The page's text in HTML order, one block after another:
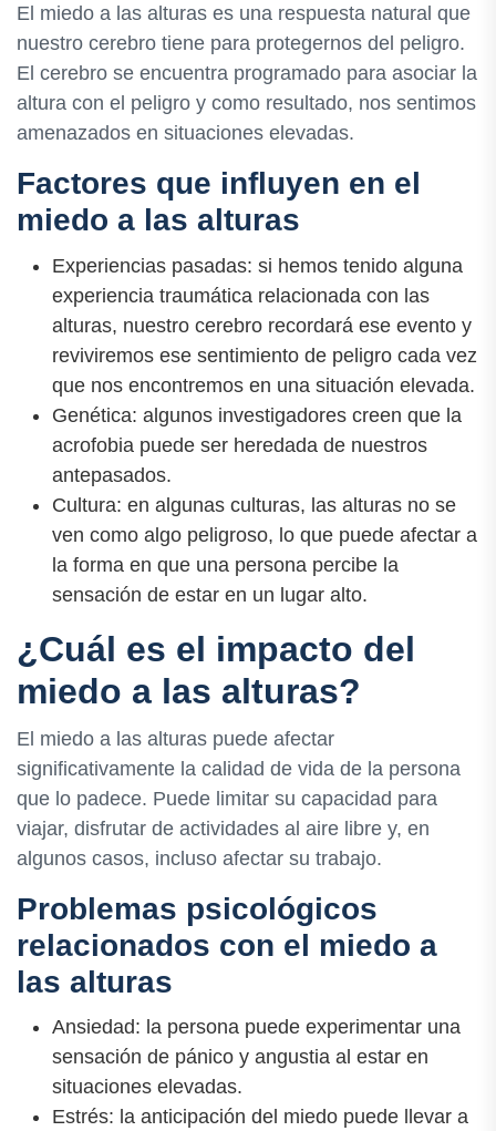
El miedo a las alturas es una respuesta natural que
nuestro cerebro tiene para protegernos del peligro.
El cerebro se encuentra programado para asociar la
altura con el peligro y como resultado, nos sentimos
amenazados en situaciones elevadas.
Factores que influyen en el
miedo a las alturas
Experiencias pasadas: si hemos tenido alguna
experiencia traumática relacionada con las
alturas, nuestro cerebro recordará ese evento y
reviviremos ese sentimiento de peligro cada vez
que nos encontremos en una situación elevada.
Genética: algunos investigadores creen que la
acrofobia puede ser heredada de nuestros
antepasados.
Cultura: en algunas culturas, las alturas no se
ven como algo peligroso, lo que puede afectar a
la forma en que una persona percibe la
sensación de estar en un lugar alto.
¿Cuál es el impacto del
miedo a las alturas?
El miedo a las alturas puede afectar
significativamente la calidad de vida de la persona
que lo padece. Puede limitar su capacidad para
viajar, disfrutar de actividades al aire libre y, en
algunos casos, incluso afectar su trabajo.
Problemas psicológicos
relacionados con el miedo a
las alturas
Ansiedad: la persona puede experimentar una
sensación de pánico y angustia al estar en
situaciones elevadas.
Estrés: la anticipación del miedo puede llevar a